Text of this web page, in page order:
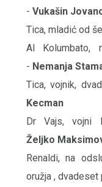
- Vukašin
Tica, mladić od
Al Kolumbato,
- Nemanja
Tica, vojnik,
Kecman
Dr Vajs, vojni
Željko
Renaldi, na
oružja , dvadeset